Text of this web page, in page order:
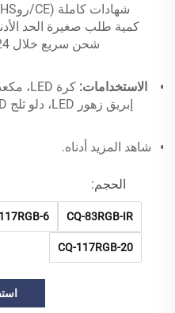
شهادات كاملة (CE/روHS) للشحن دون قلق؛
كمية طلب صغيرة الحد
الاستخدامات:
شاهد المزيد أدناه.
الحجم:
CQ-83RGB-IR
6
CQ-117RGB-20